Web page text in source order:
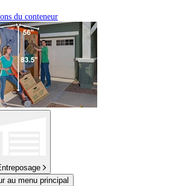
du conteneur
au menu principal